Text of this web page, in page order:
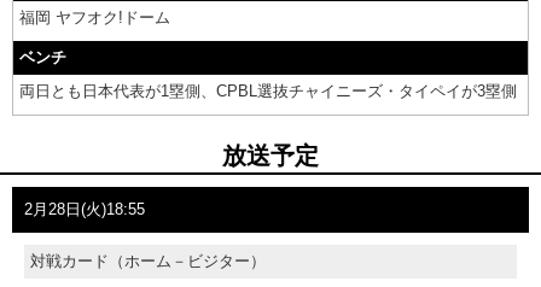
福岡 ヤフオク!ドーム
ベンチ
両日とも日本代表が1塁側、CPBL選抜チャイニーズ・タイペイが3塁側
放送予定
2月28日(火)18:55
対戦カード（ホーム－ビジター）